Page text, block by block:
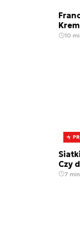
10
Czy
7 min.